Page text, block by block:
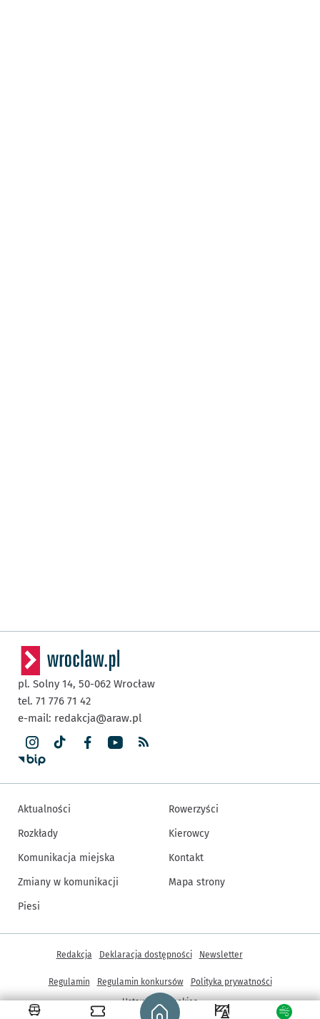
Strona główna - wroclaw.pl
pl. Solny 14, 50-062 Wrocław
tel. 71 776 71 42
e-mail: redakcja@araw.pl
Aktualności
Rozkłady
Komunikacja miejska
Zmiany w komunikacji
Piesi
Rowerzyści
Kierowcy
Kontakt
Mapa strony
Inne informacje
Redakcja Deklaracja dostępności Newsletter
Regulamin Regulamin konkursów
Polityka prywatności
Ustawienia cookies